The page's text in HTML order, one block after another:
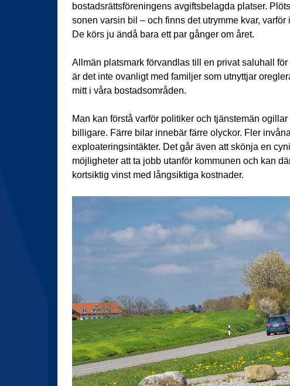
bostadsrättsföreningens avgiftsbelagda platser.
sonen varsin bil – och finns det utrymme kvar,
De körs ju ändå bara ett par gånger om året.
Allmän platsmark förvandlas till en privat saluhall
är det inte ovanligt med familjer som utnyttjar
mitt i våra bostadsområden.
Man kan förstå varför politiker och tjänstemän
billigare. Färre bilar innebär färre olyckor. Fler
exploateringsintäkter. Det går även att skönja en
möjligheter att ta jobb utanför kommunen och kan
kortsiktig vinst med långsiktiga kostnader.